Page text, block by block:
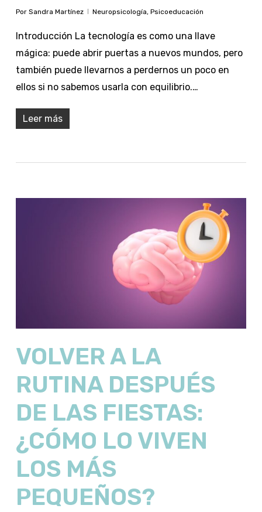
Por Sandra Martínez Neuropsicología, Psicoeducación
Introducción La tecnología es como una llave
mágica: puede abrir puertas a nuevos mundos, pero
también puede llevarnos a perdernos un poco en
ellos si no sabemos usarla con equilibrio.…
Leer más
VOLVER A LA
RUTINA DESPUÉS
DE LAS FIESTAS:
¿CÓMO LO VIVEN
LOS MÁS
PEQUEÑOS?